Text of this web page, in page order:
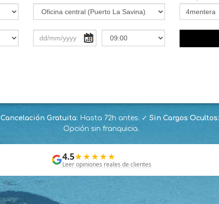
Cancelación Gratuita: Hasta 72h antes. ✓ Sin Cargos Ocultos:
Opción sin franquicia.
4.5★★★★★
Leer opiniones reales de clientes